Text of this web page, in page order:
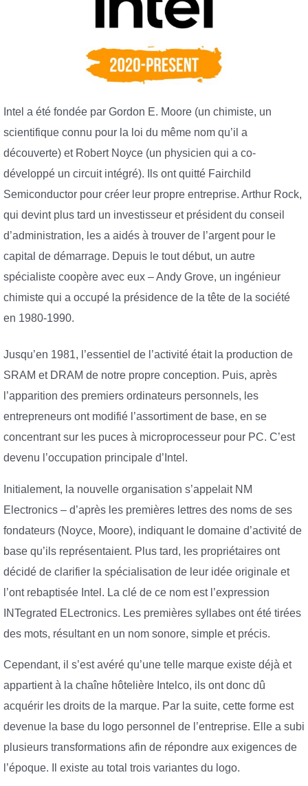
Intel a été fondée par Gordon E. Moore (un chimiste, un
scientifique connu pour la loi du même nom qu’il a
découverte) et Robert Noyce (un physicien qui a co-
développé un circuit intégré). Ils ont quitté Fairchild
Semiconductor pour créer leur propre entreprise. Arthur Rock,
qui devint plus tard un investisseur et président du conseil
d’administration, les a aidés à trouver de l’argent pour le
capital de démarrage. Depuis le tout début, un autre
spécialiste coopère avec eux – Andy Grove, un ingénieur
chimiste qui a occupé la présidence de la tête de la société
en 1980-1990.
Jusqu’en 1981, l’essentiel de l’activité était la production de
SRAM et DRAM de notre propre conception. Puis, après
l’apparition des premiers ordinateurs personnels, les
entrepreneurs ont modifié l’assortiment de base, en se
concentrant sur les puces à microprocesseur pour PC. C’est
devenu l’occupation principale d’Intel.
Initialement, la nouvelle organisation s’appelait NM
Electronics – d’après les premières lettres des noms de ses
fondateurs (Noyce, Moore), indiquant le domaine d’activité de
base qu’ils représentaient. Plus tard, les propriétaires ont
décidé de clarifier la spécialisation de leur idée originale et
l’ont rebaptisée Intel. La clé de ce nom est l’expression
INTegrated ELectronics. Les premières syllabes ont été tirées
des mots, résultant en un nom sonore, simple et précis.
Cependant, il s’est avéré qu’une telle marque existe déjà et
appartient à la chaîne hôtelière Intelco, ils ont donc dû
acquérir les droits de la marque. Par la suite, cette forme est
devenue la base du logo personnel de l’entreprise. Elle a subi
plusieurs transformations afin de répondre aux exigences de
l’époque. Il existe au total trois variantes du logo.